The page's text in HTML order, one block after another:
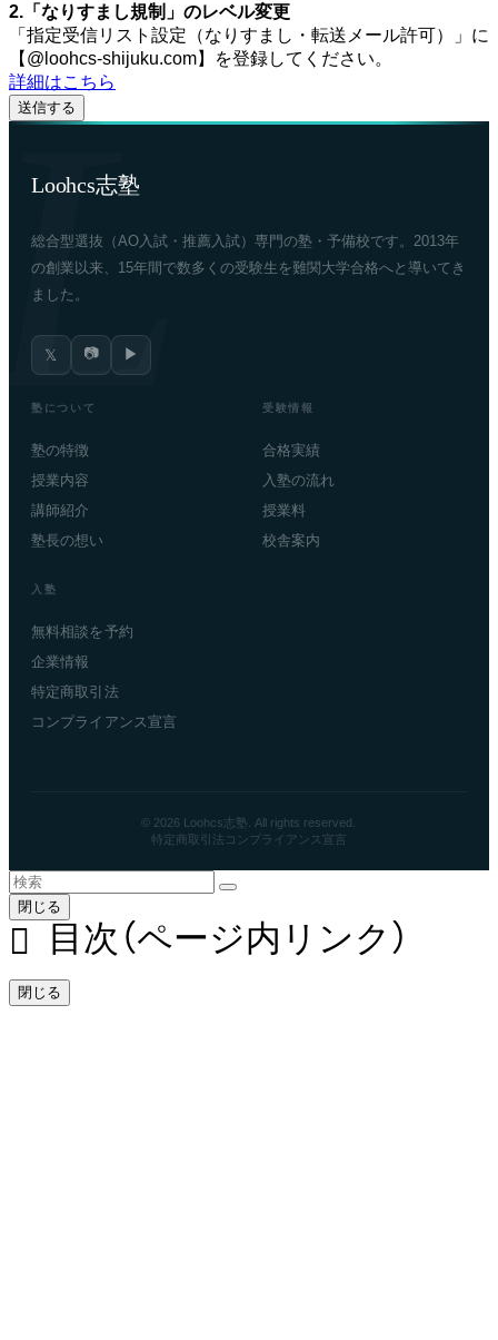
2.「なりすまし規制」のレベル変更
「指定受信リスト設定（なりすまし・転送メール許可）」に
【@loohcs-shijuku.com】を登録してください。
詳細はこちら
Loohcs志塾
総合型選抜（AO入試・推薦入試）専門の塾・予備校です。2013年
の創業以来、15年間で数多くの受験生を難関大学合格へと導いてき
ました。
𝕏 📷 ▶
塾について
塾の特徴
授業内容
講師紹介
塾長の想い
受験情報
合格実績
入塾の流れ
授業料
校舎案内
入塾
無料相談を予約
企業情報
特定商取引法
コンプライアンス宣言
© 2026 Loohcs志塾. All rights reserved.
特定商取引法 コンプライアンス宣言
閉じる
目次（ページ内リンク）
閉じる